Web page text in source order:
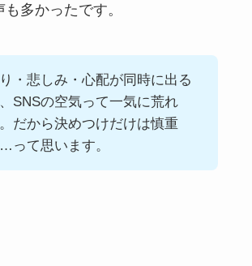
多かったです。
・悲しみ・心配が同時に出る
SNSの空気って一気に荒れ
だから決めつけだけは慎重
って思います。